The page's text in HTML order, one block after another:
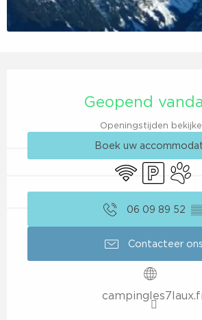
Geopend
Openingstijden
Boek uw
Wifi
06 09 89 52
Contacteer ons